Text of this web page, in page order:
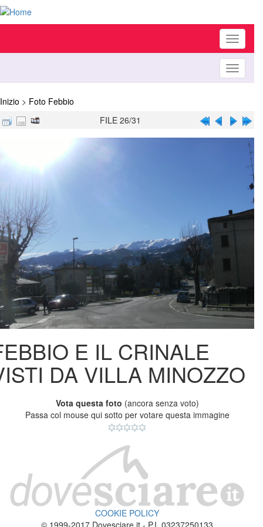
Toggle
Toggle
Inizio > Foto Febbio
FILE 26/31
E IL CRINALE
DA VILLA MINOZZO
Vota questa foto (ancora senza voto)
Passa col mouse qui sotto per votare questa immagine
COOKIE POLICY
© 1999-2017 Dovesciare.it - P.I. 03237250133